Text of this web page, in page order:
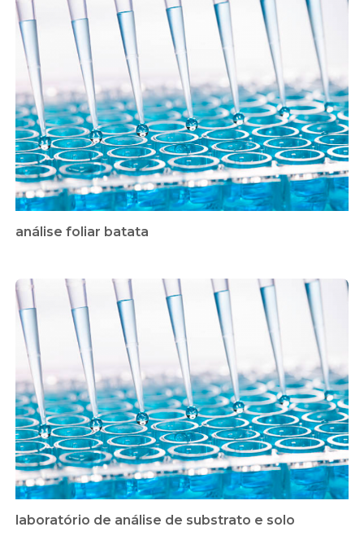
análise foliar batata
laboratório de análise de substrato e solo